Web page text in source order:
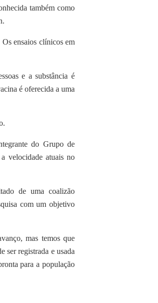
também como
ensaios clínicos em
e a substância é
é oferecida a uma
do Grupo de
velocidade atuais no
de uma coalizão
com um objetivo
mas temos que
ser registrada e usada
para a população